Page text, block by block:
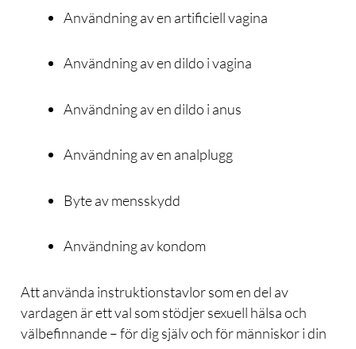
Användning av en artificiell vagina
Användning av en dildo i vagina
Användning av en dildo i anus
Användning av en analplugg
Byte av mensskydd
Användning av kondom
Att använda instruktionstavlor som en del av
vardagen är ett val som stödjer sexuell hälsa och
välbefinnande – för dig själv och för människor i din